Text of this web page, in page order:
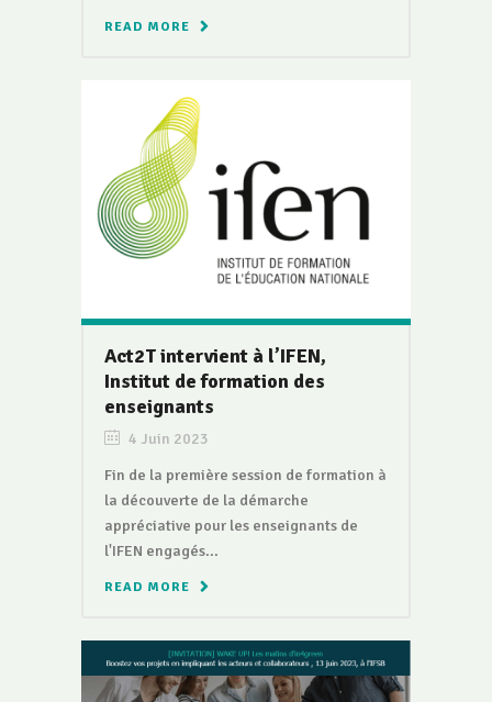
READ MORE
Act2T intervient à l’IFEN,
Institut de formation des
enseignants
4 Juin 2023
Fin de la première session de formation à
la découverte de la démarche
appréciative pour les enseignants de
l'IFEN engagés...
READ MORE